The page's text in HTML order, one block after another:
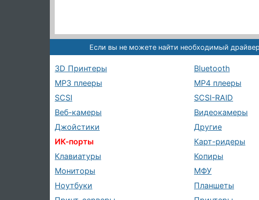
Если вы не можете найти необходимый
3D Принтеры Bluetooth
MP3 плееры
MP4 плееры
SCSI
SCSI-RAID
Веб-камеры
Видеокамеры
Джойстики
Другие
ИК-порты
Карт-ридеры
Клавиатуры
Копиры
Мониторы
МФУ
Ноутбуки
Планшеты